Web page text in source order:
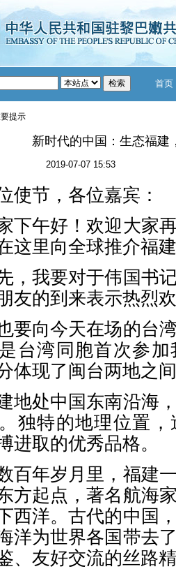
首页
提示
新时代的中国：生态福建
2019-07-07 15:53
节，各位嘉宾：
午好！欢迎大家再
这里向全球推介福
我要对于伟国书记
友的到来表示热烈
向今天在场的台湾
台湾同胞首次参
体现了闽台两地之
处中国东南沿海，
独特的地理位置
进取的优秀品格。
年岁月里，福建一
方起点，著名航海
西洋。古代的中国
洋为世界各国带去
、友好交流的丝路